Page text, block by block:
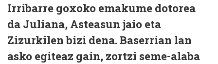
Irribarre goxoko emakume dotorea
da Juliana, Asteasun jaio eta
Zizurkilen bizi dena. Baserrian lan
asko egiteaz gain, zortzi seme-alaba